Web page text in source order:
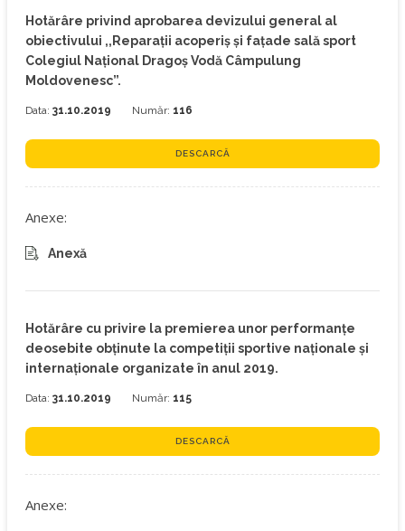
Hotărâre privind aprobarea devizului general al
obiectivului ,,Reparații acoperiș și fațade sală sport
Colegiul Național Dragoș Vodă Câmpulung
Moldovenesc”.
Data: 31.10.2019 Număr: 116
DESCARCĂ
Anexe:
Anexă
Hotărâre cu privire la premierea unor performanțe
deosebite obținute la competiții sportive naționale și
internaționale organizate în anul 2019.
Data: 31.10.2019 Număr: 115
DESCARCĂ
Anexe: